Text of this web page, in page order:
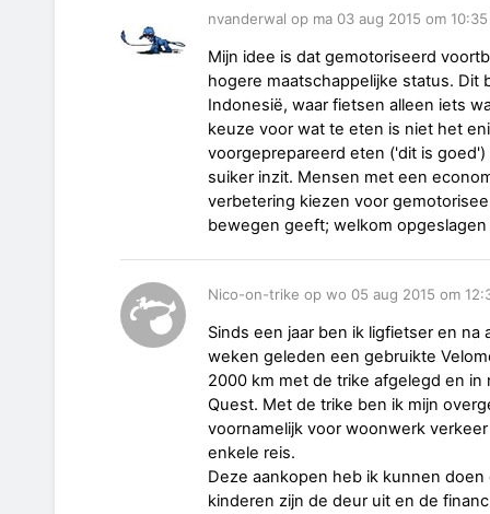
nvanderwal op ma 03 aug 2015 om 10:35
Mijn idee is dat gemotoriseerd
hogere maatschappelijke status.
Indonesië, waar fietsen alleen iets
keuze voor wat te eten is niet het
voorgeprepareerd eten ('dit is
suiker inzit. Mensen met een
verbetering kiezen voor
bewegen geeft; welkom
Nico-on-trike op wo 05 aug 2015 om
Sinds een jaar ben ik ligfietser en
weken geleden een gebruikte
2000 km met de trike afgelegd en
Quest. Met de trike ben ik mijn
voornamelijk voor woonwerk
enkele reis.
Deze aankopen heb ik kunnen
kinderen zijn de deur uit en de